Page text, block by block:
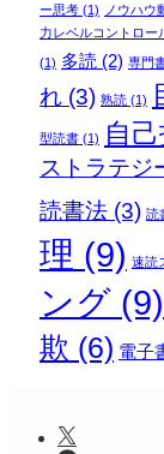
ー思考(1) ノウハウ
力レベルコントロー
(1) 多読 (2) 専門
れ(3) 熟読(1)
型読書(1) 自
ストラテジ
読書法(3) 読
理 (9) 速読
ング(9)
欺 (6) 電子